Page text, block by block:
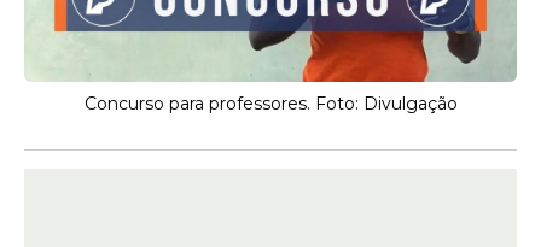
Concurso para professores. Foto: Divulgação